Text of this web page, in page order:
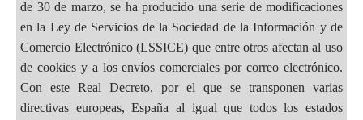
de 30 de marzo, se ha producido una serie de modificaciones
en la Ley de Servicios de la Sociedad de la Información y de
Comercio Electrónico (LSSICE) que entre otros afectan al uso
de cookies y a los envíos comerciales por correo electrónico.
Con este Real Decreto, por el que se transponen varias
directivas europeas, España al igual que todos los estados